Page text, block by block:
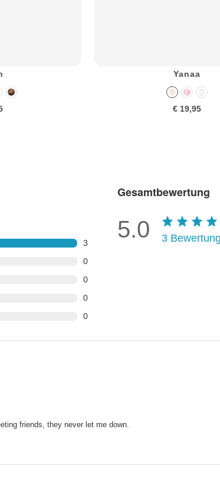
Yanaa
€ 19,95
3
0
0
0
0
Gesamtbewertung
5.0 3
friends, they never let me down.